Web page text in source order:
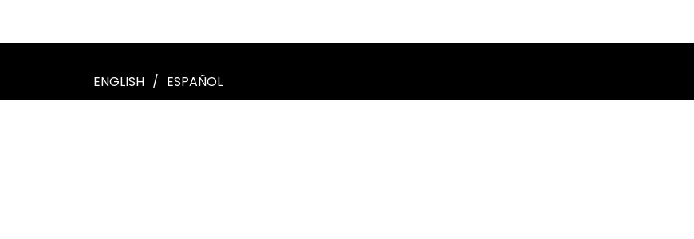
ENGLISH / ESPAÑOL